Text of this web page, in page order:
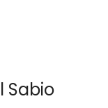
Sabio